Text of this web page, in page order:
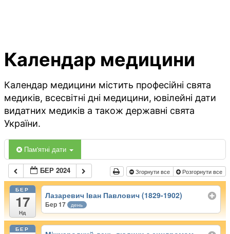
Календар медицини
Календар медицини містить професійні свята
медиків, всесвітні дні медицини, ювілейні дати
видатних медиків а також державні свята
України.
Пам'ятні дати
БЕР 2024 Згорнути все Розгорнути все
БЕР
17
Нд
Лазаревич Іван Павлович (1829-1902)
Бер 17 день
БЕР